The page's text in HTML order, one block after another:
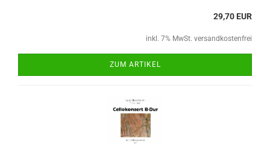
29,70 EUR
inkl. 7% MwSt. versandkostenfrei
ZUM ARTIKEL